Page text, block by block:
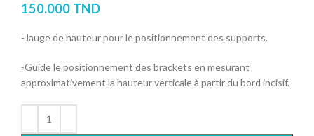
150.000 TND
-Jauge de hauteur pour le positionnement des supports.
-Guide le positionnement des brackets en mesurant
approximativement la hauteur verticale à partir du bord incisif.